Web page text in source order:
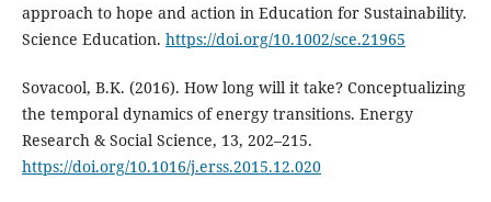
approach to hope and action in Education for Sustainability.
Science Education. https://doi.org/10.1002/sce.21965
Sovacool, B.K. (2016). How long will it take? Conceptualizing
the temporal dynamics of energy transitions. Energy
Research & Social Science, 13, 202–215.
https://doi.org/10.1016/j.erss.2015.12.020